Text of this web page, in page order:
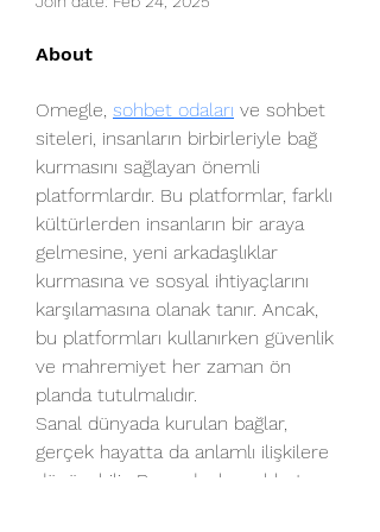
About
Omegle, sohbet odaları ve sohbet
siteleri, insanların birbirleriyle bağ
kurmasını sağlayan önemli
platformlardır. Bu platformlar, farklı
kültürlerden insanların bir araya
gelmesine, yeni arkadaşlıklar
kurmasına ve sosyal ihtiyaçlarını
karşılamasına olanak tanır. Ancak,
bu platformları kullanırken güvenlik
ve mahremiyet her zaman ön
planda tutulmalıdır.
Sanal dünyada kurulan bağlar,
gerçek hayatta da anlamlı ilişkilere
dönüşebilir. Bu nedenle, sohbet